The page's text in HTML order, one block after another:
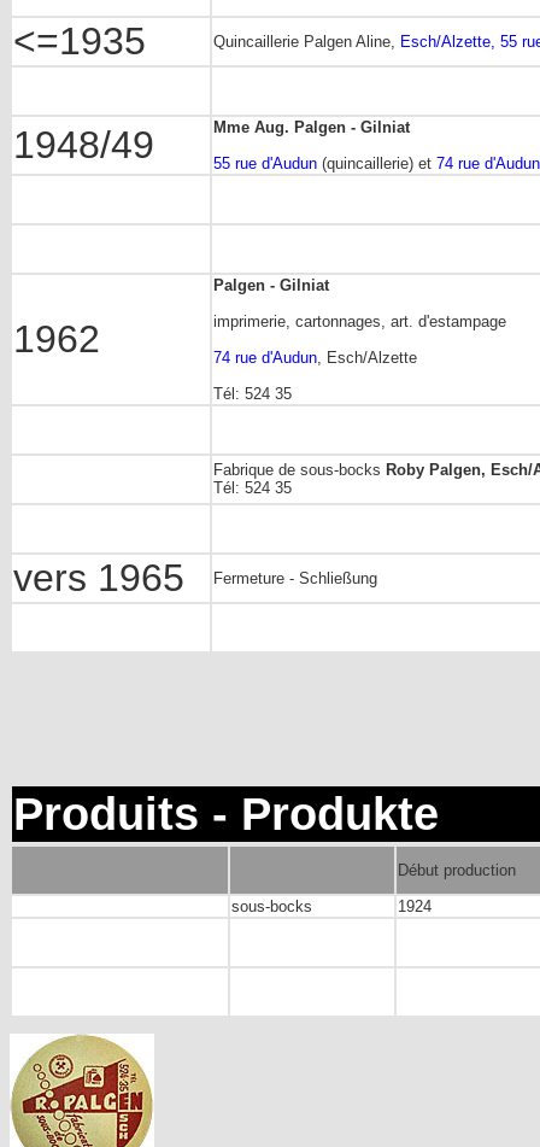
<=1935 Quincaillerie Palgen Aline, Esch/Alzette, 55
1948/49
Mme Aug. Palgen - Gilniat
55 rue d'Audun (quincaillerie) et 74 rue d'Audun
1962
Palgen - Gilniat
imprimerie, cartonnages, art. d'estampage
74 rue d'Audun, Esch/Alzette
Tél: 524 35
Fabrique de sous-bocks Roby Palgen, Esch/
Tél: 524 35
vers 1965 Fermeture - Schließung
Produits - Produkte
Début production
sous-bocks
1924